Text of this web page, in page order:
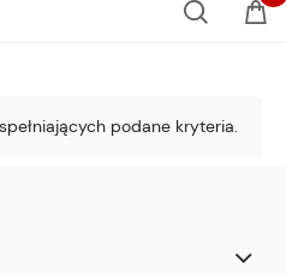
podane kryteria.